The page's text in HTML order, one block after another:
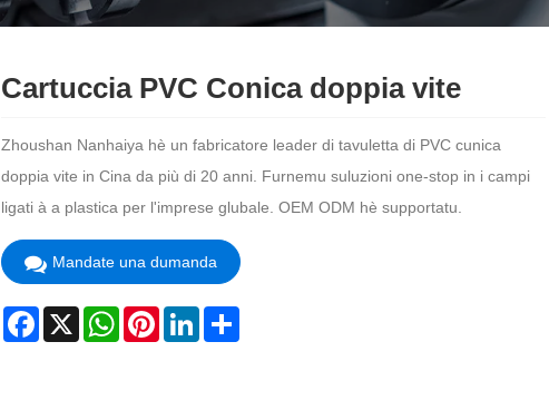
Cartuccia PVC Conica doppia vite
Zhoushan Nanhaiya hè un fabricatore leader di tavuletta di PVC cunica
doppia vite in Cina da più di 20 anni. Furnemu suluzioni one-stop in i campi
ligati à a plastica per l'imprese glubale. OEM ODM hè supportatu.
Mandate una dumanda
Facebook
X WhatsAppPinterestLinkedInShare